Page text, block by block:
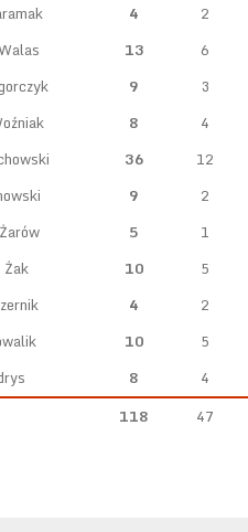
4 2
13 6
9 3
8 4
36 12
9 2
5 1
Żak 10 5
4 2
10 5
8 4
118 47